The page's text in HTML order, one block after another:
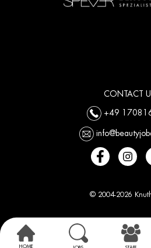
HOME
CONTACT
+49
© 2004-2026